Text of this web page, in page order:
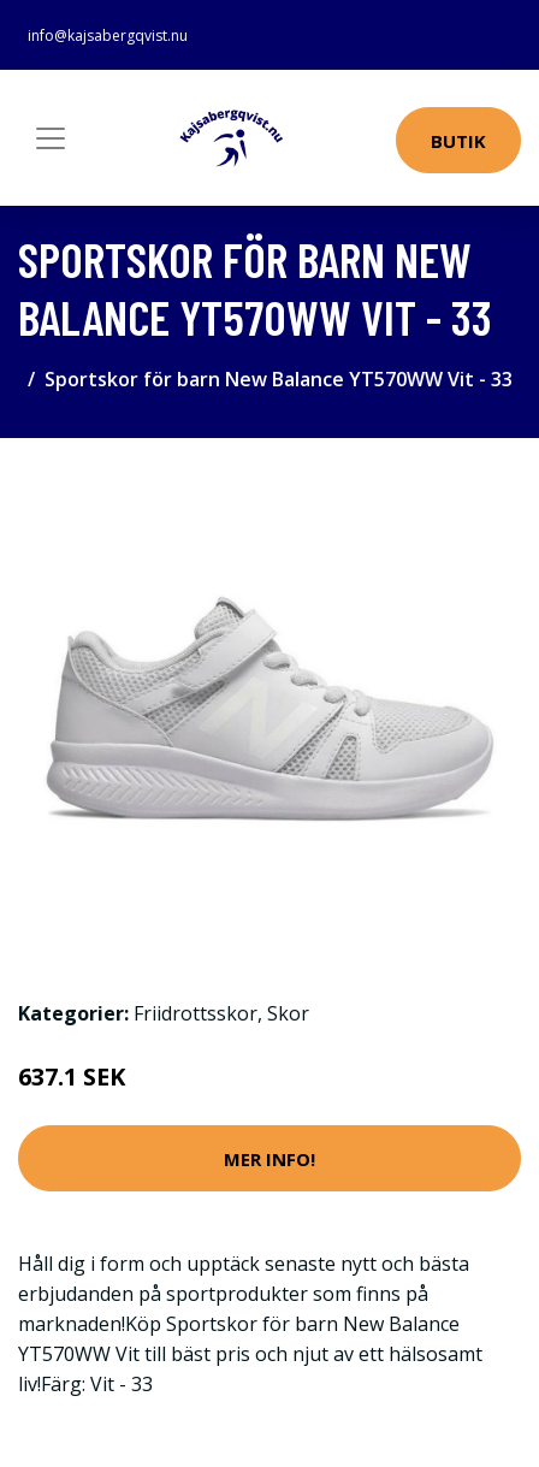
info@kajsabergqvist.nu
BUTIK
SPORTSKOR FÖR BARN NEW
BALANCE YT570WW VIT - 33
Sportskor för barn New Balance YT570WW Vit - 33
Kategorier: Friidrottsskor, Skor
637.1 SEK
MER INFO!
Håll dig i form och upptäck senaste nytt och bästa
erbjudanden på sportprodukter som finns på
marknaden!Köp Sportskor för barn New Balance
YT570WW Vit till bäst pris och njut av ett hälsosamt
liv!Färg: Vit - 33